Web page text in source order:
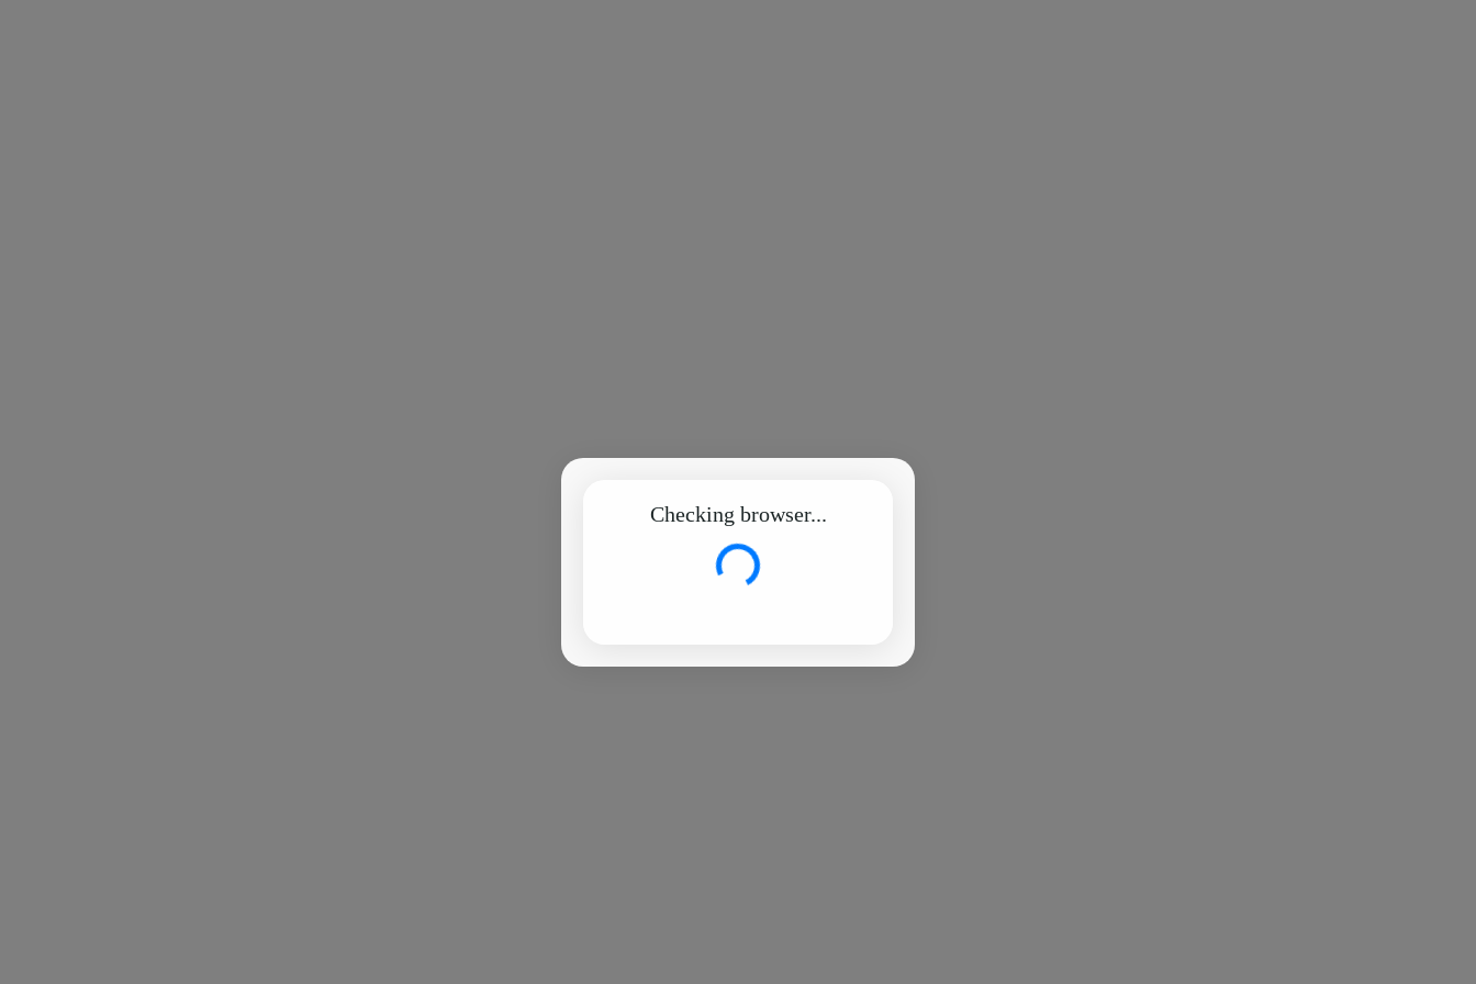
Checking browser...